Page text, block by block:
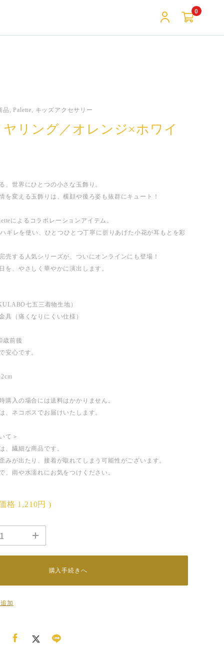
0
, Palette, キッズアクセサリー
リング／オレンジ×ホワイ
、世界にひとつの小さな玉飾り。
を変える玉飾りは、横顔や後ろ姿も抜群にキュート！
によるコラボレーションアイテム。
ギレを使い、ひとつひとつ丁寧に折りあげた小花が耳もとを彩
売する人気シリーズが、ついにオンラインにも登場！
を、やさしく華やかに演出します。
七五三着物生地）
（痛くなりにくい仕様）
歳前後
心です。
購入の場合には送料はかかりません。
、ネコポスでお届けいたします。
て＞
、繊細な商品です。
みが出たり、接着が取れてしまう可能性がございます。
、雨や水濡れにお気をつけください。
格 1,210円 )
購入手続きへ
加